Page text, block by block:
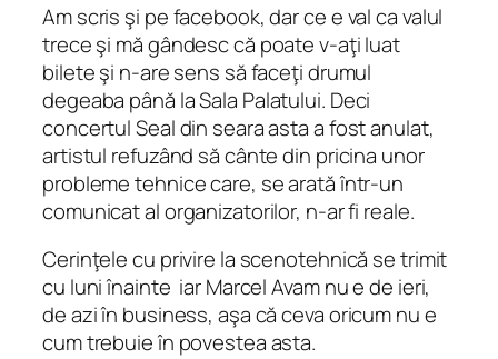
Am scris şi pe facebook, dar ce e val ca valul
trece şi mă gândesc că poate v-aţi luat
bilete şi n-are sens să faceţi drumul
degeaba până la Sala Palatului. Deci
concertul Seal din seara asta a fost anulat,
artistul refuzând să cânte din pricina unor
probleme tehnice care, se arată într-un
comunicat al organizatorilor, n-ar fi reale.
Cerinţele cu privire la scenotehnică se trimit
cu luni înainte iar Marcel Avam nu e de ieri,
de azi în business, aşa că ceva oricum nu e
cum trebuie în povestea asta.